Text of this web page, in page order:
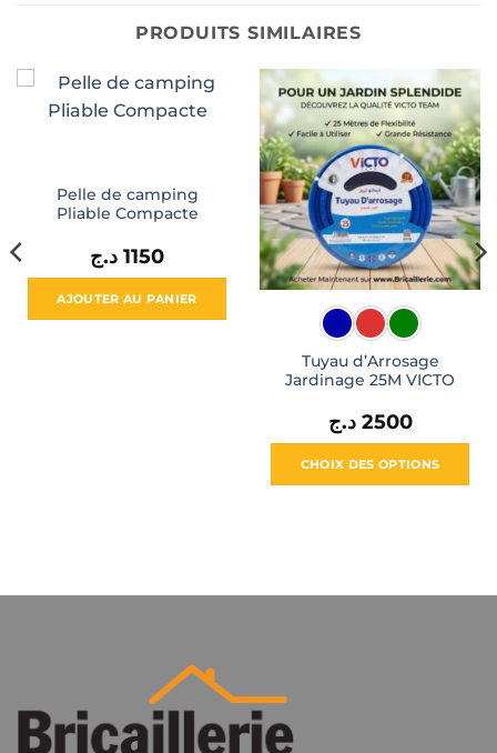
PRODUITS SIMILAIRES
Pelle de camping
Pliable Compacte
1150 د.ج
AJOUTER AU PANIER
Tuyau d’Arrosage
Jardinage 25M VICTO
2500 د.ج
CHOIX DES OPTIONS